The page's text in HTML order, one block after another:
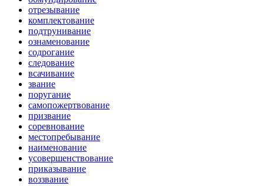
отрезывание
комплектование
подтрунивание
ознаменование
содрогание
следование
всачивание
звание
поругание
самопожертвование
призвание
соревнование
местопребывание
наименование
усовершенствование
приказывание
воззвание